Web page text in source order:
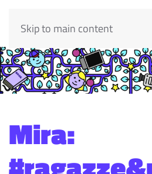
Skip to main content
Mira: